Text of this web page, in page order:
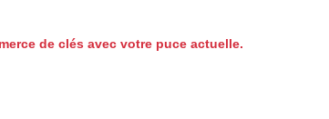
de clés avec votre puce actuelle.